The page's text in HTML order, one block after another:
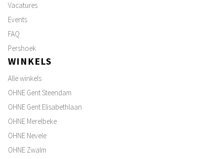
Vacatures
Events
FAQ
Pershoek
WINKELS
Alle winkels
OHNE Gent Steendam
OHNE Gent Elisabethlaan
OHNE Merelbeke
OHNE Nevele
OHNE Zwalm